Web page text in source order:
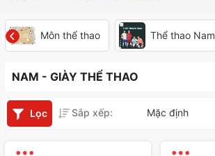
Môn thể thao Thể thao Nam
NAM - GIÀY THỂ THAO
Lọc Sắp xếp: Mặc định